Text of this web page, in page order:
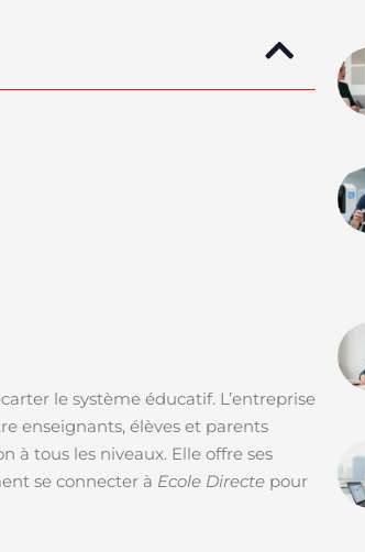
le système éducatif. L’entreprise
enseignants, élèves et parents
à tous les niveaux. Elle offre ses
se connecter à Ecole Directe pour